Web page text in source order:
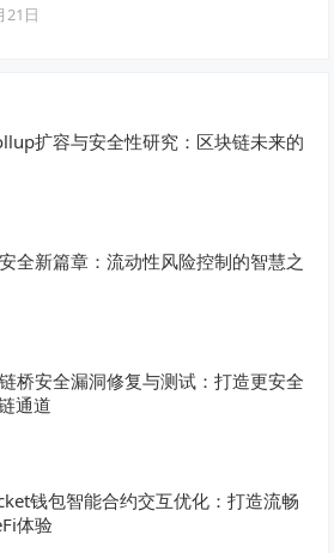
21日
扩容与安全性研究：区块链未来的
全新篇章：流动性风险控制的智慧之
桥安全漏洞修复与测试：打造更安全
通道
钱包智能合约交互优化：打造流畅
体验